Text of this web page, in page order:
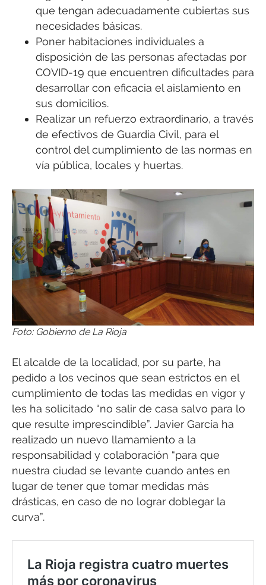
que tengan adecuadamente cubiertas sus
necesidades básicas.
Poner habitaciones individuales a
disposición de las personas afectadas por
COVID-19 que encuentren dificultades para
desarrollar con eficacia el aislamiento en
sus domicilios.
Realizar un refuerzo extraordinario, a través
de efectivos de Guardia Civil, para el
control del cumplimiento de las normas en
vía pública, locales y huertas.
Foto: Gobierno de La Rioja
El alcalde de la localidad, por su parte, ha
pedido a los vecinos que sean estrictos en el
cumplimiento de todas las medidas en vigor y
les ha solicitado “no salir de casa salvo para lo
que resulte imprescindible”. Javier García ha
realizado un nuevo llamamiento a la
responsabilidad y colaboración “para que
nuestra ciudad se levante cuando antes en
lugar de tener que tomar medidas más
drásticas, en caso de no lograr doblegar la
curva”.